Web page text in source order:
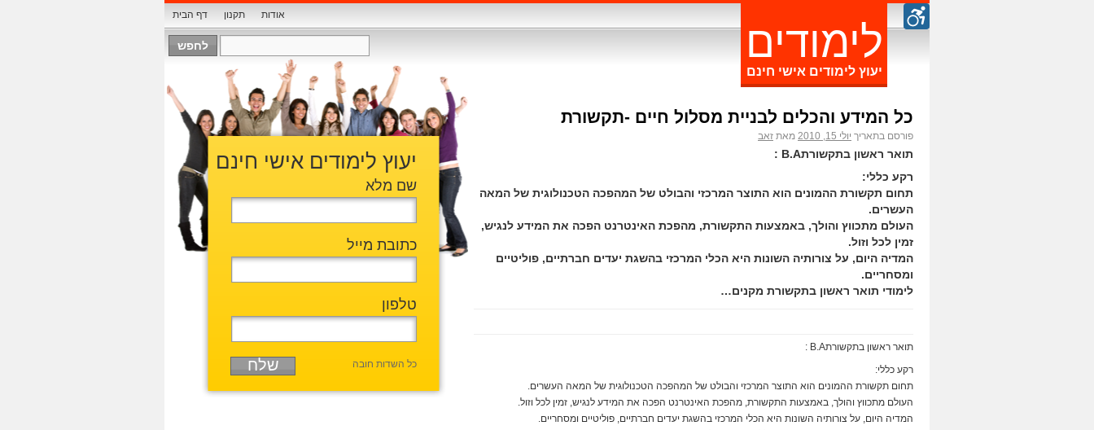
לימודים
יעוץ לימודים אישי חינם
אודות תקנון דף הבית
כל המידע והכלים לבניית מסלול חיים -תקשורת
פורסם בתאריך יולי 15, 2010 מאת זאב
תואר ראשון בתקשורתB.A :
רקע כללי:
תחום תקשורת ההמונים הוא התוצר המרכזי והבולט של המהפכה הטכנולוגית של המאה
העשרים.
העולם מתכווץ והולך, באמצעות התקשורת, מהפכת האינטרנט הפכה את המידע לנגיש,
זמין לכל וזול.
המדיה היום, על צורותיה השונות היא הכלי המרכזי בהשגת יעדים חברתיים, פוליטיים
ומסחריים.
לימודי תואר ראשון בתקשורת מקנים…
תואר ראשון בתקשורתB.A :
רקע כללי:
תחום תקשורת ההמונים הוא התוצר המרכזי והבולט של המהפכה הטכנולוגית של המאה העשרים.
העולם מתכווץ והולך, באמצעות התקשורת, מהפכת האינטרנט הפכה את המידע לנגיש, זמין לכל וזול.
המדיה היום, על צורותיה השונות היא הכלי המרכזי בהשגת יעדים חברתיים, פוליטיים ומסחריים.
יעוץ לימודים אישי חינם
שם מלא
כתובת מייל
טלפון
כל השדות חובה